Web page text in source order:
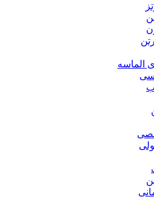
الماسه